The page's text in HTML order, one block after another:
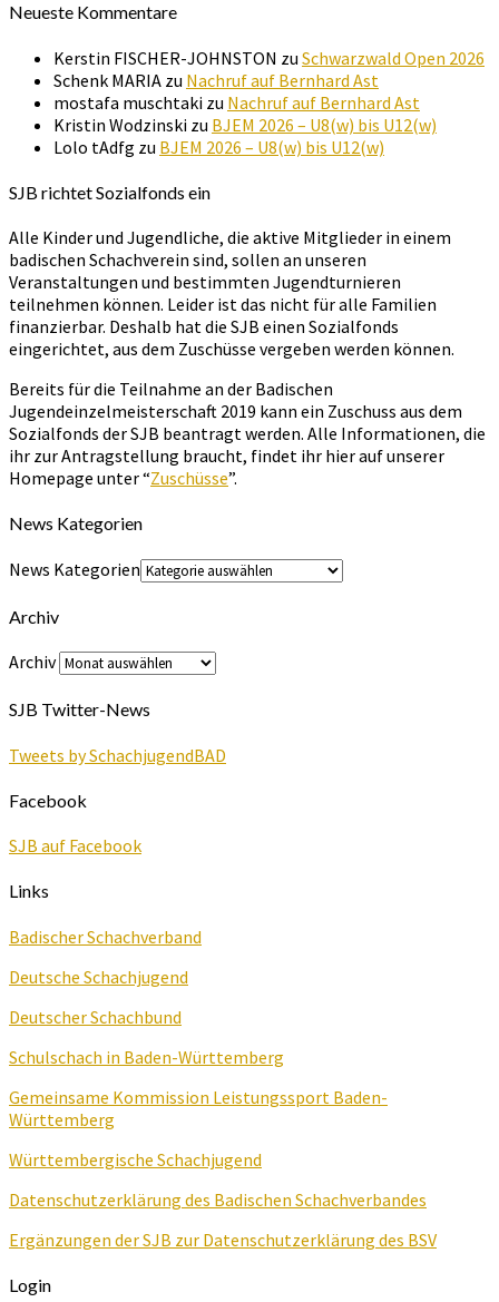
Neueste Kommentare
Kerstin FISCHER-JOHNSTON zu Schwarzwald Open 2026
Schenk MARIA zu Nachruf auf Bernhard Ast
mostafa muschtaki zu Nachruf auf Bernhard Ast
Kristin Wodzinski zu BJEM 2026 – U8(w) bis U12(w)
Lolo tAdfg zu BJEM 2026 – U8(w) bis U12(w)
SJB richtet Sozialfonds ein
Alle Kinder und Jugendliche, die aktive Mitglieder in einem
badischen Schachverein sind, sollen an unseren
Veranstaltungen und bestimmten Jugendturnieren
teilnehmen können. Leider ist das nicht für alle Familien
finanzierbar. Deshalb hat die SJB einen Sozialfonds
eingerichtet, aus dem Zuschüsse vergeben werden können.
Bereits für die Teilnahme an der Badischen
Jugendeinzelmeisterschaft 2019 kann ein Zuschuss aus dem
Sozialfonds der SJB beantragt werden. Alle Informationen, die
ihr zur Antragstellung braucht, findet ihr hier auf unserer
Homepage unter “Zuschüsse”.
News Kategorien
News Kategorien
Archiv
Archiv
SJB Twitter-News
Tweets by SchachjugendBAD
Facebook
SJB auf Facebook
Links
Badischer Schachverband
Deutsche Schachjugend
Deutscher Schachbund
Schulschach in Baden-Württemberg
Gemeinsame Kommission Leistungssport Baden-
Württemberg
Württembergische Schachjugend
Datenschutzerklärung des Badischen Schachverbandes
Ergänzungen der SJB zur Datenschutzerklärung des BSV
Login